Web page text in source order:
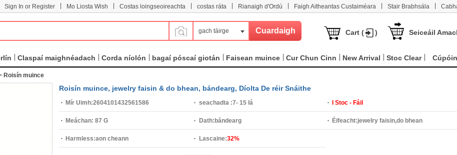
Sign In or Register Mo Liosta Wish Costas loingseoireachta costas ráta Rianaigh d'Ordú Faigh Aitheantas Custaiméara Stair Brabhsála
gach táirge Cart ( ) Seiceáil
Claspaí maighnéadach Corda níolón bagaí póscaí giotán Faisean muince Cur Chun Cinn New Arrival Stoc Clear Cúpóin
Roisín muince
Roisín muince, jewelry faisin & do bhean, bándearg, Díolta De réir Snáithe
Mír Uimh:2604101432561586 seachadta :7- 15 lá I Stoc - Fáil
Meáchan: 87 G Dath: bándearg Éifeacht:jewelry faisin,do bhean
Harmless:aon cheann Lascaine:32%